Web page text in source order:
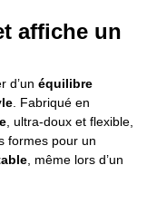
affiche un
d’un équilibre
. Fabriqué en
, ultra-doux et flexible,
formes pour un
, même lors d’un